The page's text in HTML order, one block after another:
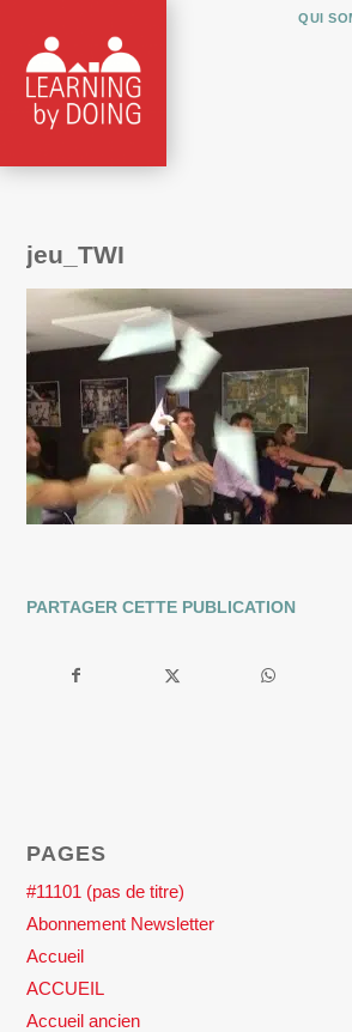
QUI
jeu_TWI
PARTAGER CETTE PUBLICATION
PAGES
#11101 (pas de titre)
Abonnement Newsletter
Accueil
ACCUEIL
Accueil ancien